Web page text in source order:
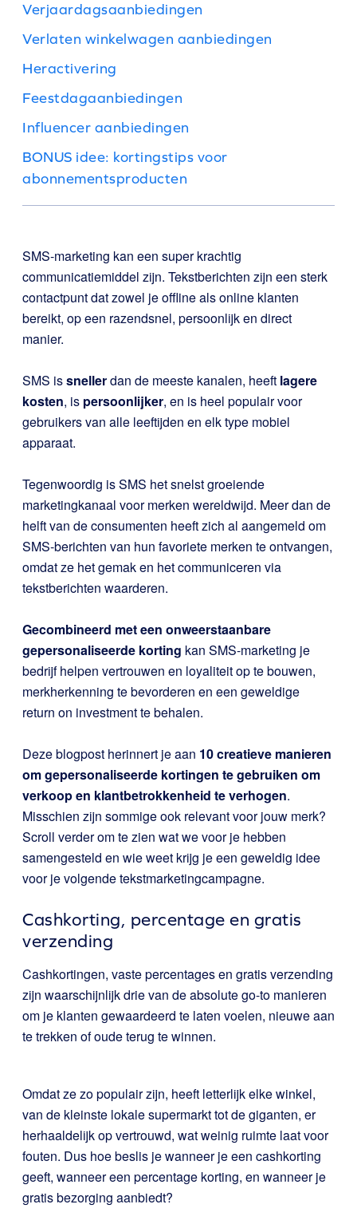
Verjaardagsaanbiedingen
Verlaten winkelwagen aanbiedingen
Heractivering
Feestdagaanbiedingen
Influencer aanbiedingen
BONUS idee: kortingstips voor
abonnementsproducten
SMS-marketing kan een super krachtig
communicatiemiddel zijn. Tekstberichten zijn een sterk
contactpunt dat zowel je offline als online klanten
bereikt, op een razendsnel, persoonlijk en direct
manier.
SMS issnellerdan de meeste kanalen, heeft lagere
kosten, is persoonlijker, en is heel populair voor
gebruikers van alle leeftijden en elk type mobiel
apparaat.
Tegenwoordig is SMS het snelst groeiende
marketingkanaal voor merken wereldwijd. Meer dan de
helft van de consumenten heeft zich al aangemeld om
SMS-berichten van hun favoriete merken te ontvangen,
omdat ze het gemak en het communiceren via
tekstberichten waarderen.
Gecombineerd met een onweerstaanbare
gepersonaliseerde korting kan SMS-marketing je
bedrijf helpen vertrouwen en loyaliteit op te bouwen,
merkherkenning te bevorderen en een geweldige
return on investment te behalen.
Deze blogpost herinnert je aan 10 creatieve manieren
om gepersonaliseerde kortingen te gebruiken om
verkoop en klantbetrokkenheid te verhogen.
Misschien zijn sommige ook relevant voor jouw merk?
Scroll verder om te zien wat we voor je hebben
samengesteld en wie weet krijg je een geweldig idee
voor je volgende tekstmarketingcampagne.
Cashkorting, percentage en gratis
verzending
Cashkortingen, vaste percentages en gratis verzending
zijn waarschijnlijk drie van de absolute go-to manieren
om je klanten gewaardeerd te laten voelen, nieuwe aan
te trekken of oude terug te winnen.
Omdat ze zo populair zijn, heeft letterlijk elke winkel,
van de kleinste lokale supermarkt tot de giganten, er
herhaaldelijk op vertrouwd, wat weinig ruimte laat voor
fouten. Dus hoe beslis je wanneer je een cashkorting
geeft, wanneer een percentage korting, en wanneer je
gratis bezorging aanbiedt?